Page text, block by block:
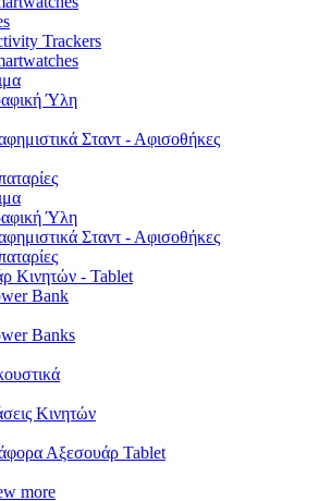
Trackers
Ύλη
Σταντ - Αφισοθήκες
Ύλη
Σταντ - Αφισοθήκες
Κινητών - Tablet
Bank
Banks
Κινητών
Αξεσουάρ Tablet
more